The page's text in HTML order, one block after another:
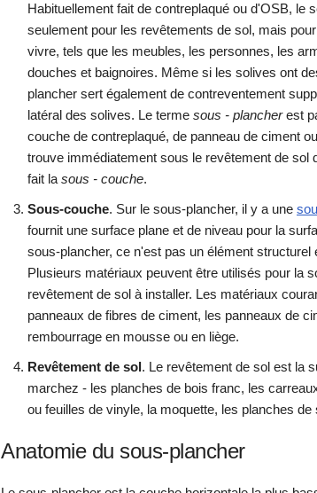
Habituellement fait de contreplaqué ou d'OSB, le
seulement pour les revêtements de sol, mais
vivre, tels que les meubles, les personnes, les
douches et baignoires. Même si les solives ont
plancher sert également de contreventement
latéral des solives. Le terme sous - plancherest
couche de contreplaqué, de panneau de ciment
trouve immédiatement sous le revêtement de
fait la sous - couche.
Sous-couche. Sur le sous-plancher, il y a une
fournit une surface plane et de niveau pour la
sous-plancher, ce n'est pas un élément
Plusieurs matériaux peuvent être utilisés pour la
revêtement de sol à installer. Les matériaux
panneaux de fibres de ciment, les panneaux de
rembourrage en mousse ou en liège.
Revêtement de sol. Le revêtement de sol est la
marchez - les planches de bois franc, les
ou feuilles de vinyle, la moquette, les planches de
Anatomie du sous-plancher